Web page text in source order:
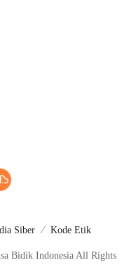
Siber Kode Etik
Bidik Indonesia All Rights